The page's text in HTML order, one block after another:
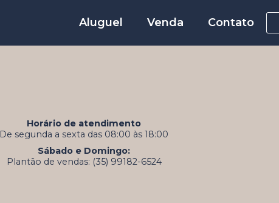
Aluguel Venda Contato
Horário de atendimento
De segunda a sexta das 08:00 às 18:00
Sábado e Domingo:
Plantão de vendas: (35) 99182-6524